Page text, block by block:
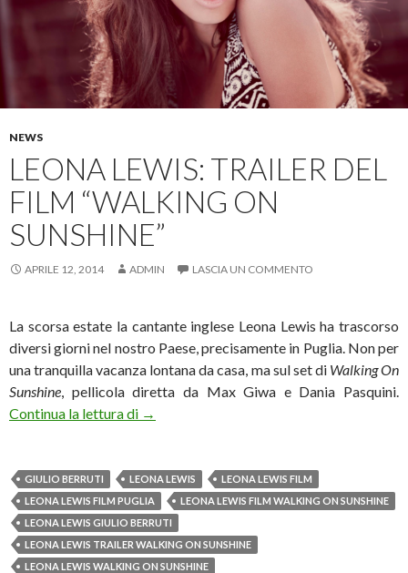
NEWS
LEONA LEWIS: TRAILER DEL
FILM “WALKING ON
SUNSHINE”
APRILE 12, 2014 ADMIN LASCIA UN COMMENTO
La scorsa estate la cantante inglese Leona Lewis ha trascorso
diversi giorni nel nostro Paese, precisamente in Puglia. Non per
una tranquilla vacanza lontana da casa, ma sul set di Walking On
Sunshine , pellicola diretta da Max Giwa e Dania Pasquini
Continua la lettura di
Leona Lewis: trailer del film “Walking On
→
GIULIO BERRUTI LEONA LEWIS
LEONA LEWIS FILM
LEONA LEWIS FILM PUGLIA
LEONA LEWIS FILM WALKING ON SUNSHINE
LEONA LEWIS GIULIO BERRUTI
LEONA LEWIS TRAILER WALKING ON SUNSHINE
LEONA LEWIS WALKING ON SUNSHINE